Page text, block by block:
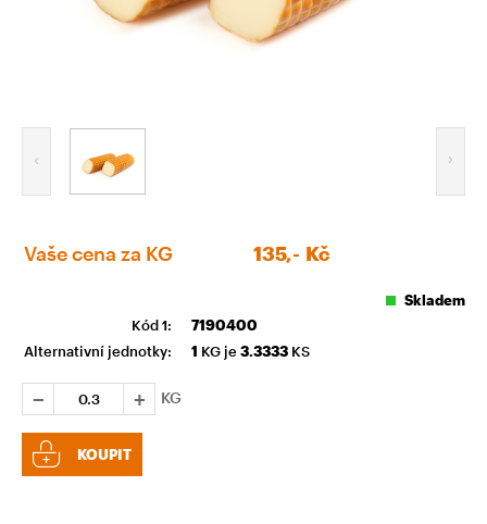
Vaše cena za KG 135,- Kč
Skladem
Kód 1:
7190400
Alternativní jednotky:
1 KG je 3.3333 KS
KG
KOUPIT